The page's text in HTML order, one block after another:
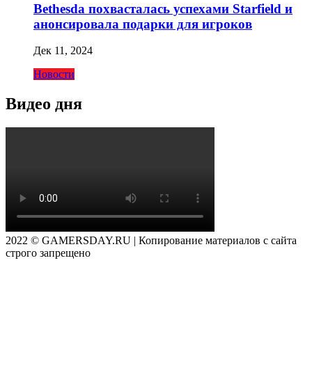
Bethesda похвасталась успехами Starfield и
анонсировала подарки для игроков
Дек 11, 2024
Новости
Видео дня
2022 © GAMERSDAY.RU | Копирование материалов с сайта
строго запрещено